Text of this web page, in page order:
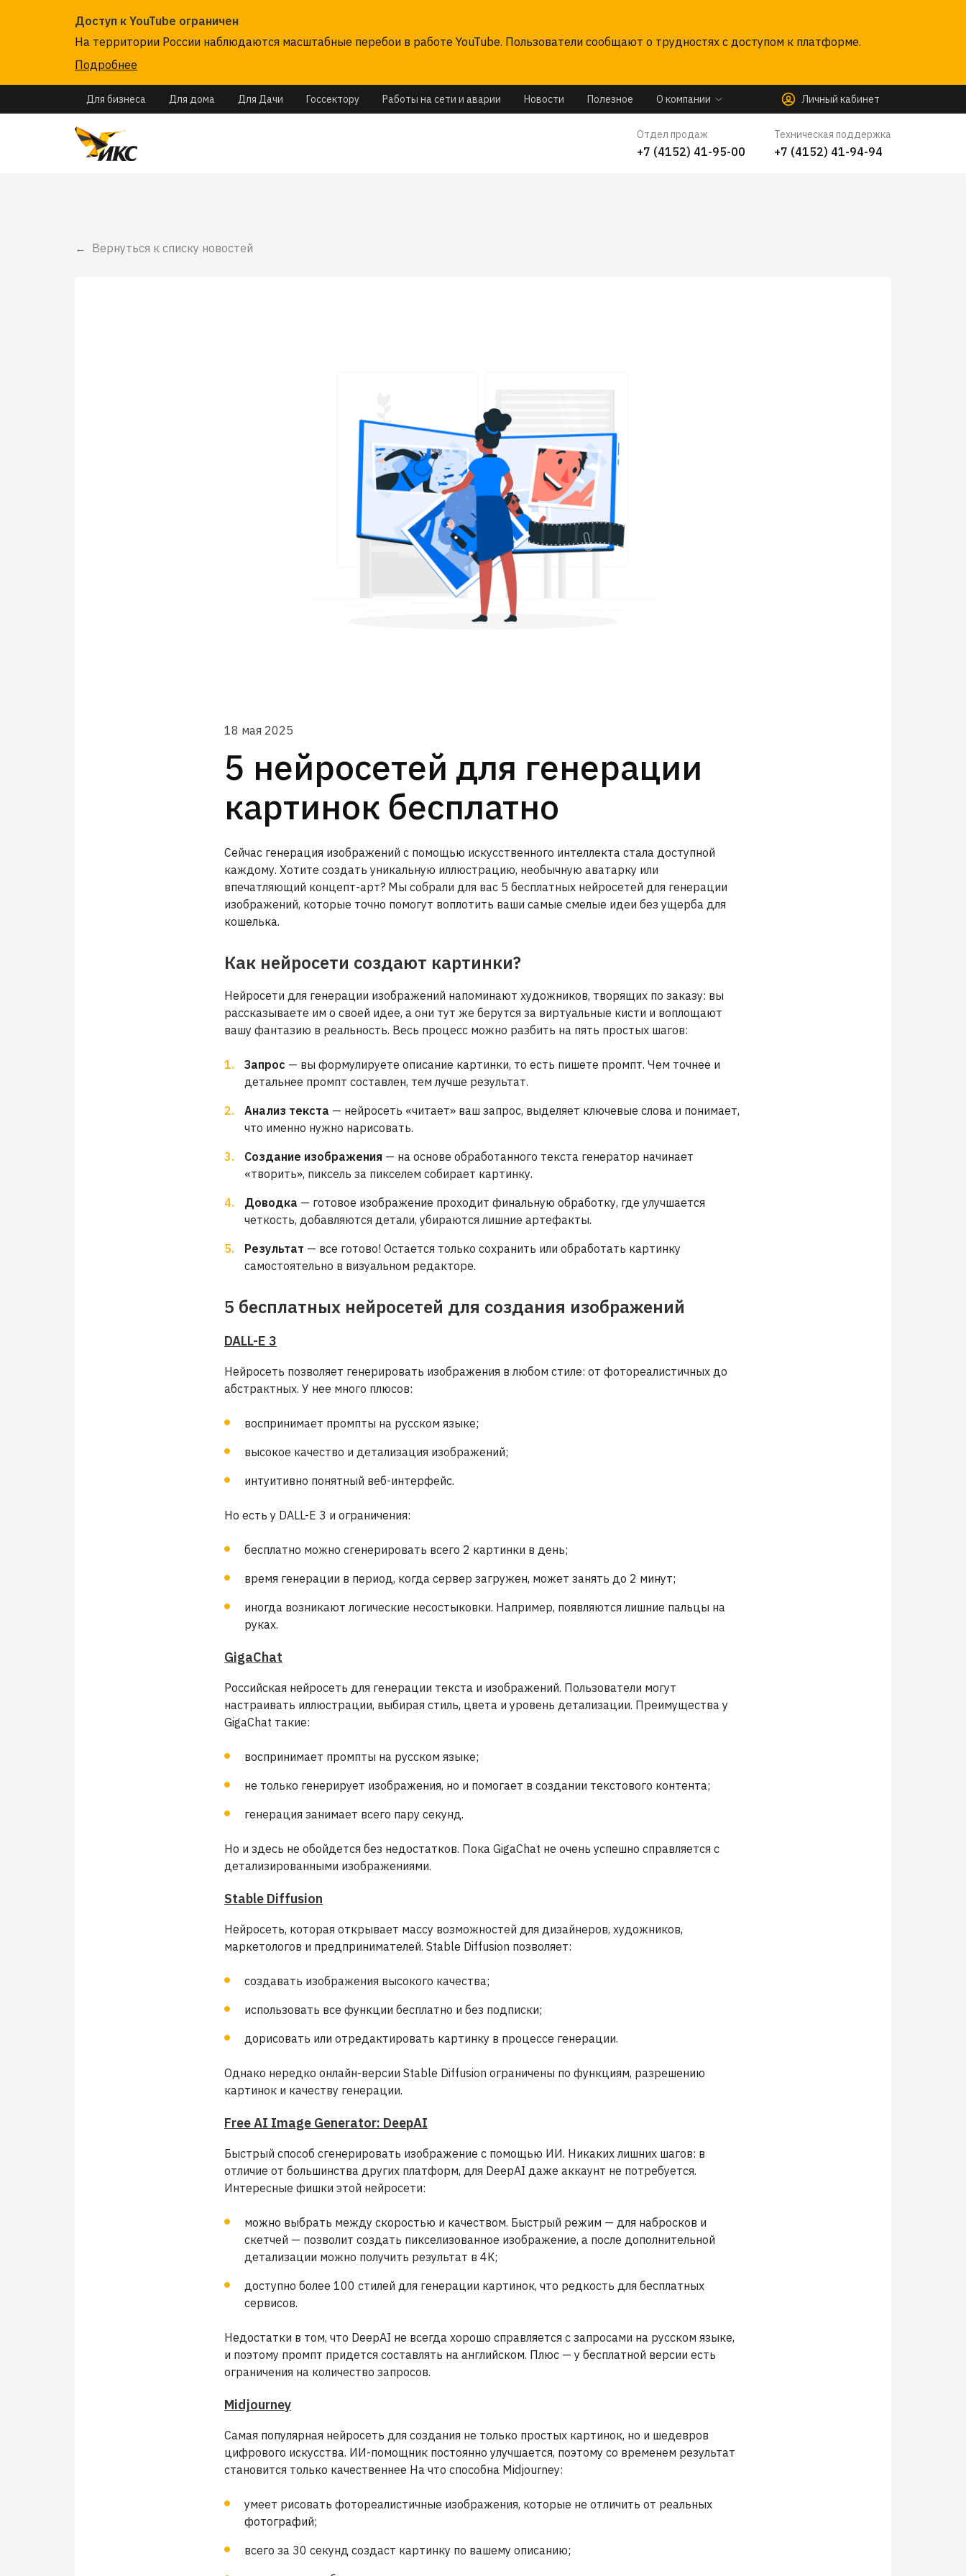
Доступ к YouTube ограничен
На территории России наблюдаются масштабные перебои в работе YouTube. Пользователи сообщают о трудностях с доступом к платформе.
Подробнее
Для бизнеса Для дома Для Дачи Госсектору Работы на сети и аварии Новости Полезное О компании Личный кабинет
Отдел продаж
+7 (4152) 41-95-00
Техническая поддержка
+7 (4152) 41-94-94
Вернуться к списку новостей
18 мая 2025
5 нейросетей для генерации
картинок бесплатно
Сейчас генерация изображений с помощью искусственного интеллекта стала доступной
каждому. Хотите создать уникальную иллюстрацию, необычную аватарку или
впечатляющий концепт-арт? Мы собрали для вас 5 бесплатных нейросетей для генерации
изображений, которые точно помогут воплотить ваши самые смелые идеи без ущерба для
кошелька.
Как нейросети создают картинки?
Нейросети для генерации изображений напоминают художников, творящих по заказу: вы
рассказываете им о своей идее, а они тут же берутся за виртуальные кисти и воплощают
вашу фантазию в реальность. Весь процесс можно разбить на пять простых шагов:
Запрос — вы формулируете описание картинки, то есть пишете промпт. Чем точнее и
детальнее промпт составлен, тем лучше результат.
Анализ текста — нейросеть «читает» ваш запрос, выделяет ключевые слова и понимает,
что именно нужно нарисовать.
Создание изображения — на основе обработанного текста генератор начинает
«творить», пиксель за пикселем собирает картинку.
Доводка — готовое изображение проходит финальную обработку, где улучшается
четкость, добавляются детали, убираются лишние артефакты.
Результат — все готово! Остается только сохранить или обработать картинку
самостоятельно в визуальном редакторе.
5 бесплатных нейросетей для создания изображений
DALL-E 3
Нейросеть позволяет генерировать изображения в любом стиле: от фотореалистичных до
абстрактных. У нее много плюсов:
воспринимает промпты на русском языке;
высокое качество и детализация изображений;
интуитивно понятный веб-интерфейс.
Но есть у DALL-E 3 и ограничения:
бесплатно можно сгенерировать всего 2 картинки в день;
время генерации в период, когда сервер загружен, может занять до 2 минут;
иногда возникают логические несостыковки. Например, появляются лишние пальцы на
руках.
GigaChat
Российская нейросеть для генерации текста и изображений. Пользователи могут
настраивать иллюстрации, выбирая стиль, цвета и уровень детализации. Преимущества у
GigaChat такие:
воспринимает промпты на русском языке;
не только генерирует изображения, но и помогает в создании текстового контента;
генерация занимает всего пару секунд.
Но и здесь не обойдется без недостатков. Пока GigaChat не очень успешно справляется с
детализированными изображениями.
Stable Diffusion
Нейросеть, которая открывает массу возможностей для дизайнеров, художников,
маркетологов и предпринимателей. Stable Diffusion позволяет:
создавать изображения высокого качества;
использовать все функции бесплатно и без подписки;
дорисовать или отредактировать картинку в процессе генерации.
Однако нередко онлайн-версии Stable Diffusion ограничены по функциям, разрешению
картинок и качеству генерации.
Free AI Image Generator: DeepAI
Быстрый способ сгенерировать изображение с помощью ИИ. Никаких лишних шагов: в
отличие от большинства других платформ, для DeepAI даже аккаунт не потребуется.
Интересные фишки этой нейросети:
можно выбрать между скоростью и качеством. Быстрый режим — для набросков и
скетчей — позволит создать пикселизованное изображение, а после дополнительной
детализации можно получить результат в 4K;
доступно более 100 стилей для генерации картинок, что редкость для бесплатных
сервисов.
Недостатки в том, что DeepAI не всегда хорошо справляется с запросами на русском языке,
и поэтому промпт придется составлять на английском. Плюс — у бесплатной версии есть
ограничения на количество запросов.
Midjourney
Самая популярная нейросеть для создания не только простых картинок, но и шедевров
цифрового искусства. ИИ-помощник постоянно улучшается, поэтому со временем результат
становится только качественнее На что способна Midjourney:
умеет рисовать фотореалистичные изображения, которые не отличить от реальных
фотографий;
всего за 30 секунд создаст картинку по вашему описанию;